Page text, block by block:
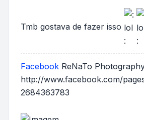
Tmb gostava de fazer isso
Facebook ReNaTo
http://www.facebook.com/
2684363783